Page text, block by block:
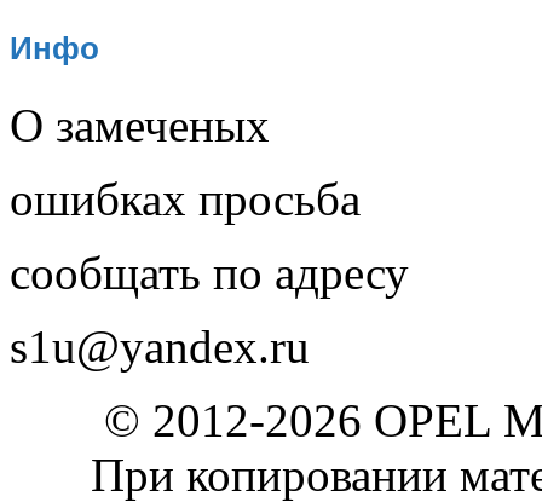
Инфо
О замеченых
ошибках просьба
сообщать по адресу
s1u@yandex.ru
© 2012-2026 OPEL
При копировании